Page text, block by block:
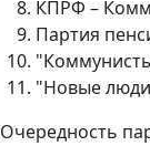
КПРФ –
Партия
"Новые
Очередность